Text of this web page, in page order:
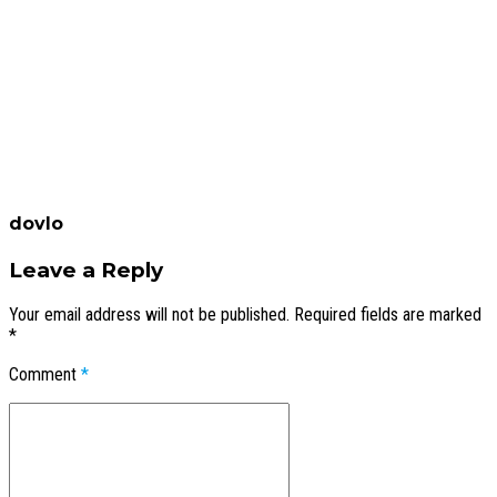
dovlo
Leave a Reply
Your email address will not be published. Required fields are marked
*
Comment *